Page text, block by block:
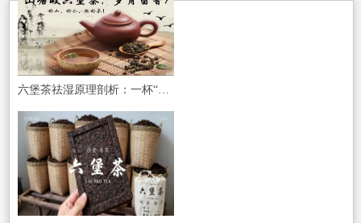
六堡茶祛湿原理剖析：一杯“流动的干燥剂”如何调理身体？